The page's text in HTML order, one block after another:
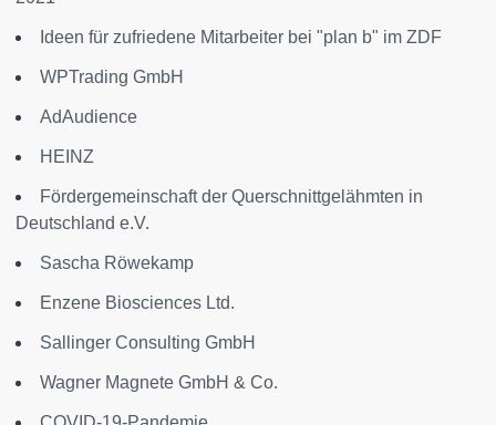
Ideen für zufriedene Mitarbeiter bei "plan b" im ZDF
WPTrading GmbH
AdAudience
HEINZ
Fördergemeinschaft der Querschnittgelähmten in
Deutschland e.V.
Sascha Röwekamp
Enzene Biosciences Ltd.
Sallinger Consulting GmbH
Wagner Magnete GmbH & Co.